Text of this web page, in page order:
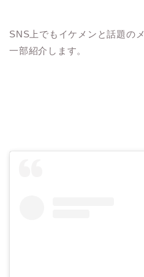
SNS上でもイケメンと話題の
一部紹介します。